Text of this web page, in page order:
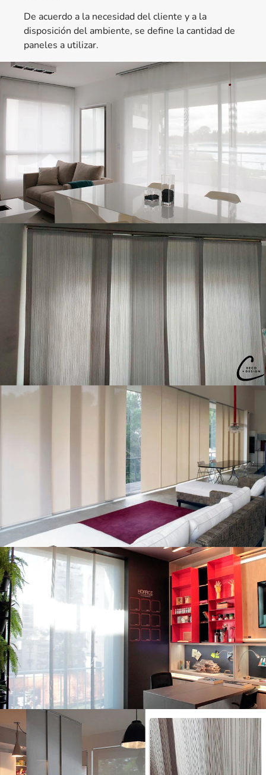
De acuerdo a la necesidad del cliente y a la
disposición del ambiente, se define la cantidad de
paneles a utilizar.